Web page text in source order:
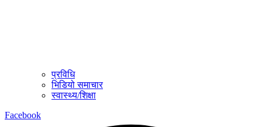
प्रविधि
भिडियो समाचार
स्वास्थ्य/शिक्षा
Facebook